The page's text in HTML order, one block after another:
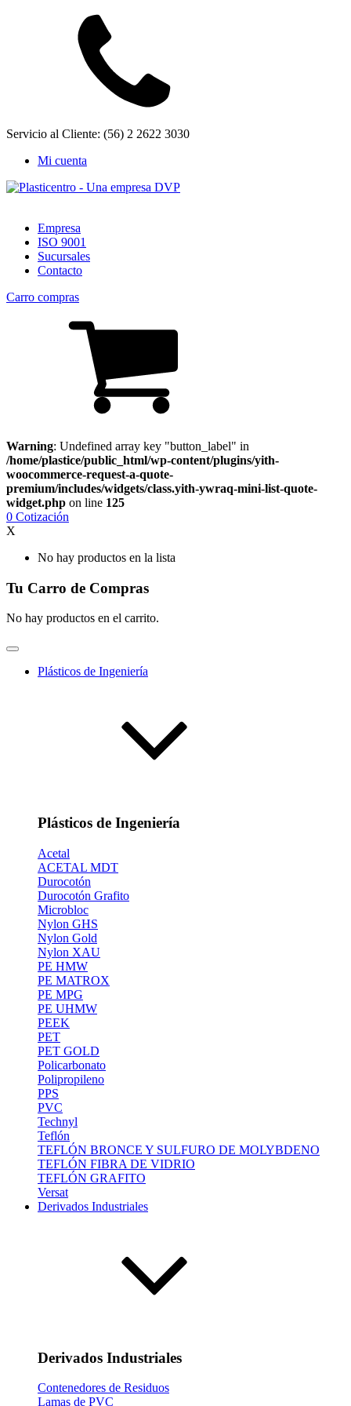
Servicio al Cliente: (56) 2 2622 3030
Mi cuenta
Empresa
ISO 9001
Sucursales
Contacto
Carro compras
Warning: Undefined array key "button_label" in
/home/plastice/public_html/wp-content/plugins/yith-
woocommerce-request-a-quote-
premium/includes/widgets/class.yith-ywraq-mini-list-quote-
widget.php on line 125
0 Cotización
X
No hay productos en la lista
Tu Carro de Compras
No hay productos en el carrito.
Plásticos de Ingeniería
Plásticos de Ingeniería
Acetal
ACETAL MDT
Durocotón
Durocotón Grafito
Microbloc
Nylon GHS
Nylon Gold
Nylon XAU
PE HMW
PE MATROX
PE MPG
PE UHMW
PEEK
PET
PET GOLD
Policarbonato
Polipropileno
PPS
PVC
Technyl
Teflón
TEFLÓN BRONCE Y SULFURO DE MOLYBDENO
TEFLÓN FIBRA DE VIDRIO
TEFLÓN GRAFITO
Versat
Derivados Industriales
Derivados Industriales
Contenedores de Residuos
Lamas de PVC